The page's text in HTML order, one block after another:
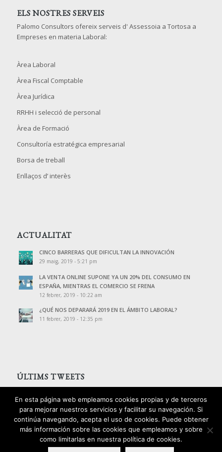
ELS NOSTRES SERVEIS
Palomo Consultors ofereix serveis d' Assessoia a Tortosa a
Empreses en materia Laboral:
Àrea Laboral
Àrea Fiscal Comptable
Àrea Jurídica
RRHH i selecció de personal
Àrea de Formació
Consultoría estratégica empresarial
Borsa de treball
Enllaços d’ interès
ACTUALITAT
CINCO BARRERAS QUE DIFICULTAN LA INNOVACIÓN
29 maig, 2019 - 5:21 pm
LA VENTA ONLINE SUPONE YA UN 20% DEL CONSUMO EN
ESPAÑA, MIENTRAS EL COMERCIO SE FRENA
12 febrer, 2019 - 10:22 am
¿QUÉ NOS DEPARARÁ 2019 EN EL ÁMBITO LABORAL?
11 febrer, 2019 - 12:35 pm
ÚLTIMS TWEETS
Tweets de @PalomoAssessors
2016 © Copyright - Palomo Consultors
En esta página web empleamos cookies propias y de terceros
para mejorar nuestros servicios y facilitar su navegación. Si
continúa navegando, acepta el uso de cookies. Puede obtener
más información sobre las cookies que empleamos y sobre
como limitarlas en nuestra política de cookies.